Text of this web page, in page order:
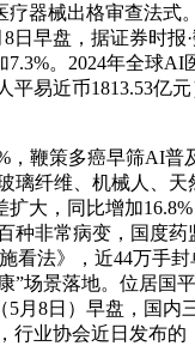
疗器械出格审查法式
8日早盘，据证券时报
。2024年全球AI
平易近币1813.53亿
鞭策多癌早筛AI普
璃纤维、机械人、天
扩大，同比增加
种非常病变，国度药
看法》，近44万手
”场景落地。位居国
5月8日）早盘，国内
行业协会近日发布的